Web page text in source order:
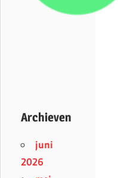
Archieven
juni
2026